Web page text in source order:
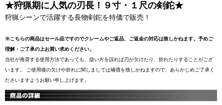
★狩猟期に人気の刃長！９寸・１尺の剣鉈★
狩猟シーンで活躍する長物剣鉈を特価で販売！
※こちらの商品はセール品ですのでクレームやご返品、ご返金の対応は致しかねます。予めご
理解・ご了承の上お買い求めください。
当社が推奨する使用方法であっても、扱い方を誤れば刃が欠けたり、折れたりすることがござ
います。 ご使用後の欠けや折れに関しましては補償を致しかねますので、あらかじめご了承く
ださいますようお願い申し上げます。